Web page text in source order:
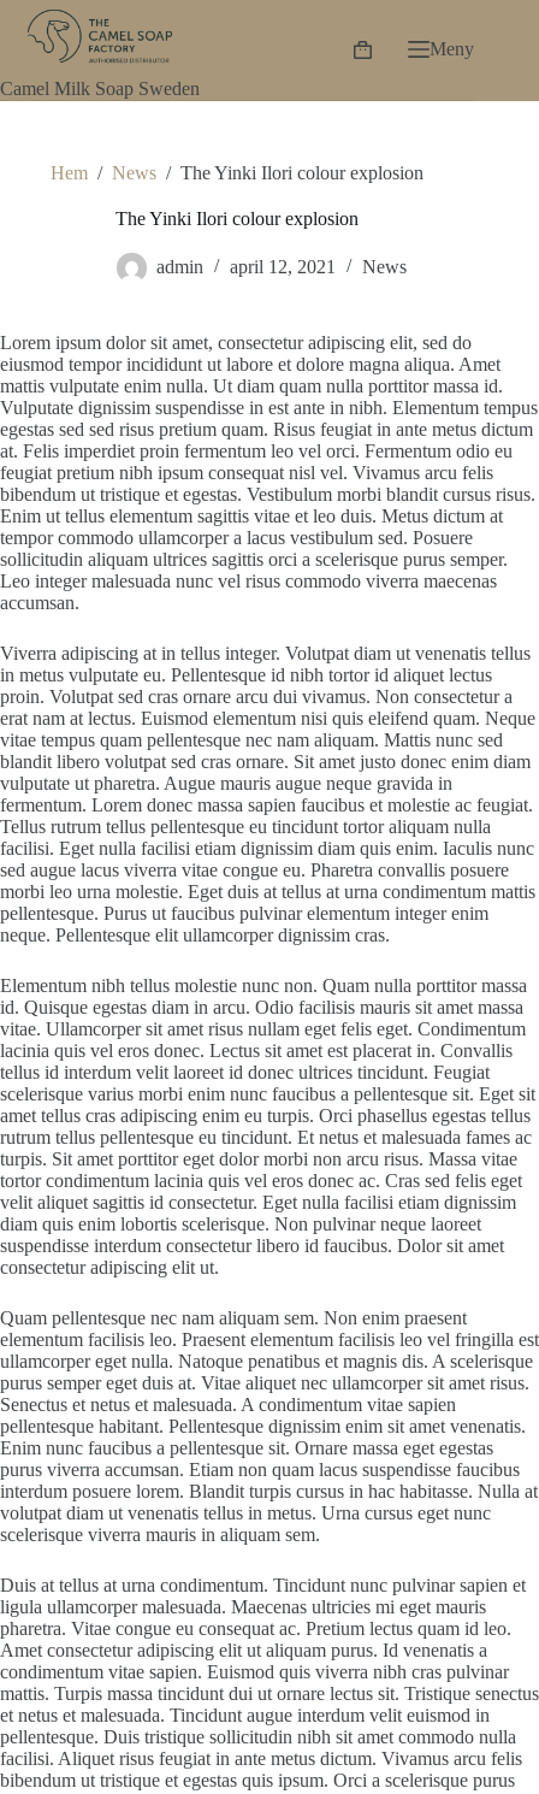
Hoppa
innehåll
Camel Milk Soap Sweden
Varukorg Meny
Hem / News / The Yinki Ilori colour explosion
The Yinki Ilori colour explosion
admin april 12, 2021 News
Lorem ipsum dolor sit amet, consectetur adipiscing elit, sed do
eiusmod tempor incididunt ut labore et dolore magna aliqua. Amet
mattis vulputate enim nulla. Ut diam quam nulla porttitor massa id.
Vulputate dignissim suspendisse in est ante in nibh. Elementum tempus
egestas sed sed risus pretium quam. Risus feugiat in ante metus dictum
at. Felis imperdiet proin fermentum leo vel orci. Fermentum odio eu
feugiat pretium nibh ipsum consequat nisl vel. Vivamus arcu felis
bibendum ut tristique et egestas. Vestibulum morbi blandit cursus risus.
Enim ut tellus elementum sagittis vitae et leo duis. Metus dictum at
tempor commodo ullamcorper a lacus vestibulum sed. Posuere
sollicitudin aliquam ultrices sagittis orci a scelerisque purus semper.
Leo integer malesuada nunc vel risus commodo viverra maecenas
accumsan.
Viverra adipiscing at in tellus integer. Volutpat diam ut venenatis tellus
in metus vulputate eu. Pellentesque id nibh tortor id aliquet lectus
proin. Volutpat sed cras ornare arcu dui vivamus. Non consectetur a
erat nam at lectus. Euismod elementum nisi quis eleifend quam. Neque
vitae tempus quam pellentesque nec nam aliquam. Mattis nunc sed
blandit libero volutpat sed cras ornare. Sit amet justo donec enim diam
vulputate ut pharetra. Augue mauris augue neque gravida in
fermentum. Lorem donec massa sapien faucibus et molestie ac feugiat.
Tellus rutrum tellus pellentesque eu tincidunt tortor aliquam nulla
facilisi. Eget nulla facilisi etiam dignissim diam quis enim. Iaculis nunc
sed augue lacus viverra vitae congue eu. Pharetra convallis posuere
morbi leo urna molestie. Eget duis at tellus at urna condimentum mattis
pellentesque. Purus ut faucibus pulvinar elementum integer enim
neque. Pellentesque elit ullamcorper dignissim cras.
Elementum nibh tellus molestie nunc non. Quam nulla porttitor massa
id. Quisque egestas diam in arcu. Odio facilisis mauris sit amet massa
vitae. Ullamcorper sit amet risus nullam eget felis eget. Condimentum
lacinia quis vel eros donec. Lectus sit amet est placerat in. Convallis
tellus id interdum velit laoreet id donec ultrices tincidunt. Feugiat
scelerisque varius morbi enim nunc faucibus a pellentesque sit. Eget sit
amet tellus cras adipiscing enim eu turpis. Orci phasellus egestas tellus
rutrum tellus pellentesque eu tincidunt. Et netus et malesuada fames ac
turpis. Sit amet porttitor eget dolor morbi non arcu risus. Massa vitae
tortor condimentum lacinia quis vel eros donec ac. Cras sed felis eget
velit aliquet sagittis id consectetur. Eget nulla facilisi etiam dignissim
diam quis enim lobortis scelerisque. Non pulvinar neque laoreet
suspendisse interdum consectetur libero id faucibus. Dolor sit amet
consectetur adipiscing elit ut.
Quam pellentesque nec nam aliquam sem. Non enim praesent
elementum facilisis leo. Praesent elementum facilisis leo vel fringilla est
ullamcorper eget nulla. Natoque penatibus et magnis dis. A scelerisque
purus semper eget duis at. Vitae aliquet nec ullamcorper sit amet risus.
Senectus et netus et malesuada. A condimentum vitae sapien
pellentesque habitant. Pellentesque dignissim enim sit amet venenatis.
Enim nunc faucibus a pellentesque sit. Ornare massa eget egestas
purus viverra accumsan. Etiam non quam lacus suspendisse faucibus
interdum posuere lorem. Blandit turpis cursus in hac habitasse. Nulla at
volutpat diam ut venenatis tellus in metus. Urna cursus eget nunc
scelerisque viverra mauris in aliquam sem.
Duis at tellus at urna condimentum. Tincidunt nunc pulvinar sapien et
ligula ullamcorper malesuada. Maecenas ultricies mi eget mauris
pharetra. Vitae congue eu consequat ac. Pretium lectus quam id leo.
Amet consectetur adipiscing elit ut aliquam purus. Id venenatis a
condimentum vitae sapien. Euismod quis viverra nibh cras pulvinar
mattis. Turpis massa tincidunt dui ut ornare lectus sit. Tristique senectus
et netus et malesuada. Tincidunt augue interdum velit euismod in
pellentesque. Duis tristique sollicitudin nibh sit amet commodo nulla
facilisi. Aliquet risus feugiat in ante metus dictum. Vivamus arcu felis
bibendum ut tristique et egestas quis ipsum. Orci a scelerisque purus